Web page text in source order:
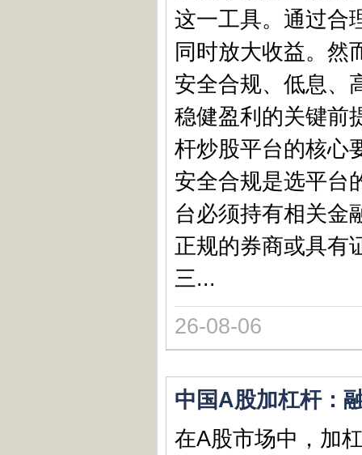
这一工具。通过合
同时放大收益。然
安全合规、低息、
稳健盈利的关键前
杆炒股平台的核心
安全合规是选平台
台必须持有相关金
正规的券商或具有
三...
26-08-06
中国A股加杠杆：
在A股市场中，加